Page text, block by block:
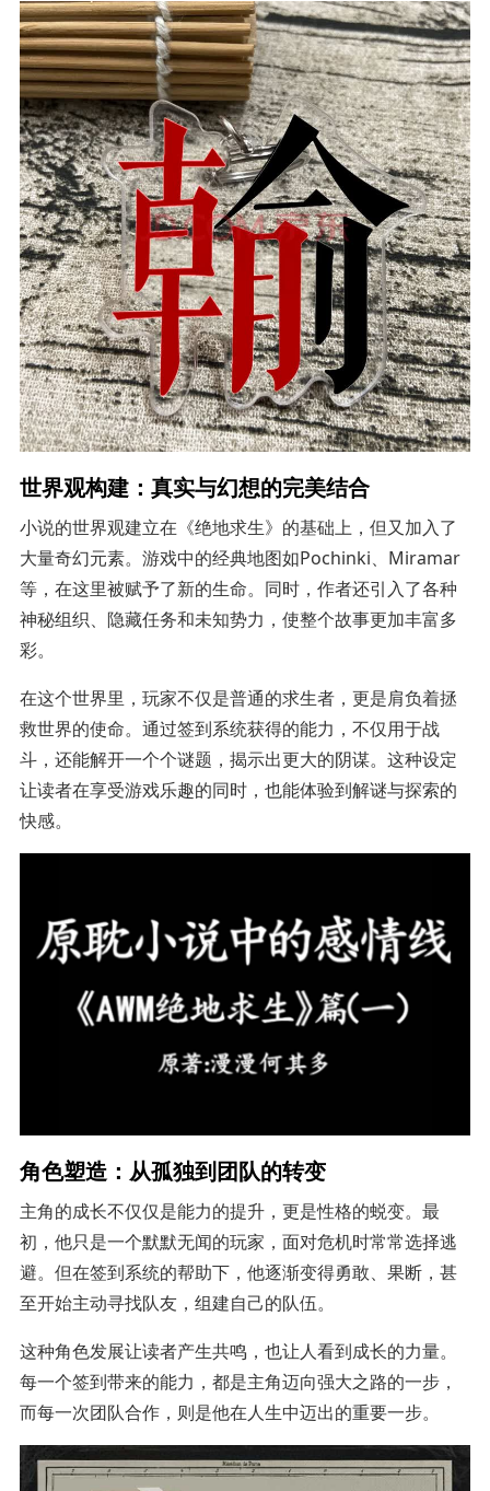
世界观构建：真实与幻想的完美结合
小说的世界观建立在《绝地求生》的基础上，但又加入了
大量奇幻元素。游戏中的经典地图如Pochinki、Miramar
等，在这里被赋予了新的生命。同时，作者还引入了各种
神秘组织、隐藏任务和未知势力，使整个故事更加丰富多
彩。
在这个世界里，玩家不仅是普通的求生者，更是肩负着拯
救世界的使命。通过签到系统获得的能力，不仅用于战
斗，还能解开一个个谜题，揭示出更大的阴谋。这种设定
让读者在享受游戏乐趣的同时，也能体验到解谜与探索的
快感。
角色塑造：从孤独到团队的转变
主角的成长不仅仅是能力的提升，更是性格的蜕变。最
初，他只是一个默默无闻的玩家，面对危机时常常选择逃
避。但在签到系统的帮助下，他逐渐变得勇敢、果断，甚
至开始主动寻找队友，组建自己的队伍。
这种角色发展让读者产生共鸣，也让人看到成长的力量。
每一个签到带来的能力，都是主角迈向强大之路的一步，
而每一次团队合作，则是他在人生中迈出的重要一步。